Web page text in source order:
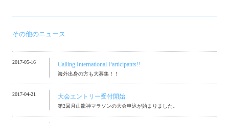
その他のニュース
2017-05-16 Calling International Participants!!
海外出身の方も大募集！！
2017-04-21 大会エントリー受付開始
第2回月山龍神マラソンの大会申込が始まりました。